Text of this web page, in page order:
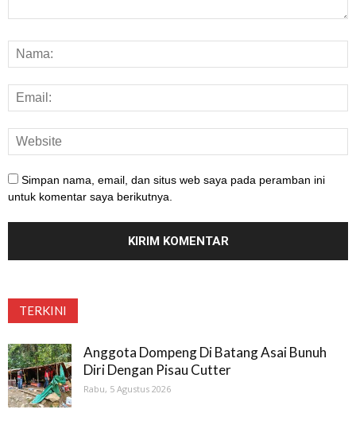
Simpan nama, email, dan situs web saya pada peramban ini
untuk komentar saya berikutnya.
TERKINI
Anggota Dompeng Di Batang Asai Bunuh
Diri Dengan Pisau Cutter
Rabu, 5 Agustus 2026